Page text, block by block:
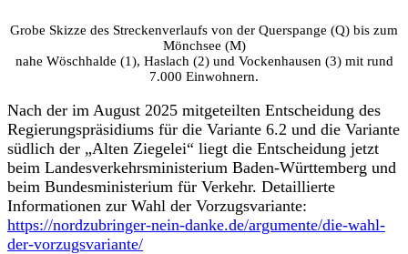
Grobe Skizze des Streckenverlaufs von der Querspange (Q) bis zum
Mönchsee (M)
nahe Wöschhalde (1), Haslach (2) und Vockenhausen (3) mit rund
7.000 Einwohnern.
Nach der im August 2025 mitgeteilten Entscheidung des
Regierungspräsidiums für die Variante 6.2 und die Variante
südlich der „Alten Ziegelei“ liegt die Entscheidung jetzt
beim Landesverkehrsministerium Baden-Württemberg und
beim Bundesministerium für Verkehr. Detaillierte
Informationen zur Wahl der Vorzugsvariante:
https://nordzubringer-nein-danke.de/argumente/die-wahl-
der-vorzugsvariante/